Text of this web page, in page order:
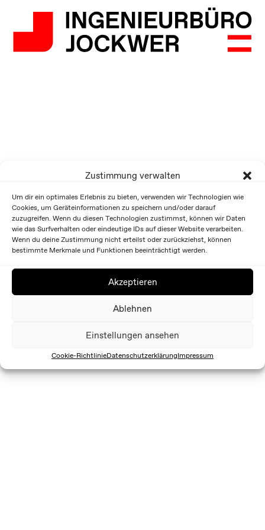
Zustimmung verwalten
Um dir ein optimales Erlebnis zu bieten, verwenden wir Technologien wie
Cookies, um Geräteinformationen zu speichern und/oder darauf
zuzugreifen. Wenn du diesen Technologien zustimmst, können wir Daten
wie das Surfverhalten oder eindeutige IDs auf dieser Website verarbeiten.
Wenn du deine Zustimmung nicht erteilst oder zurückziehst, können
bestimmte Merkmale und Funktionen beeinträchtigt werden.
Akzeptieren
Ablehnen
Einstellungen ansehen
Cookie-RichtlinieDatenschutzerklärungImpressum